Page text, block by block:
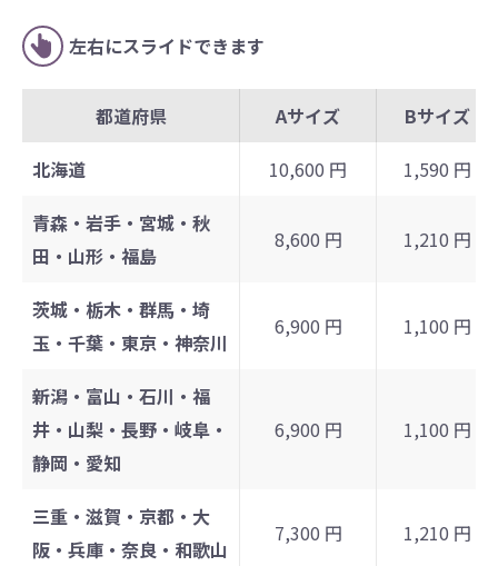
左右にスライドできます
都道府県 Aサイズ
Bサイズ
北海道
10,600 円
1,590 円
青森・岩手・宮城・秋
田・山形・福島
8,600 円 1,210 円
茨城・栃木・群馬・埼
玉・千葉・東京・神奈川
6,900 円 1,100 円
新潟・富山・石川・福
井・山梨・長野・岐阜・
静岡・愛知
6,900 円 1,100 円
三重・滋賀・京都・大
阪・兵庫・奈良・和歌山
7,300 円 1,210 円